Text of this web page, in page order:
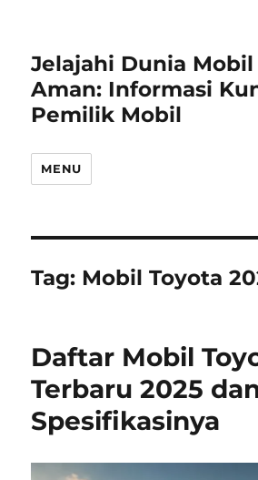
Jelajahi Dunia
Aman: Informasi
Pemilik Mobil
MENU
Tag: Mobil Toyota
Daftar Mobil
Terbaru 2025
Spesifikasinya